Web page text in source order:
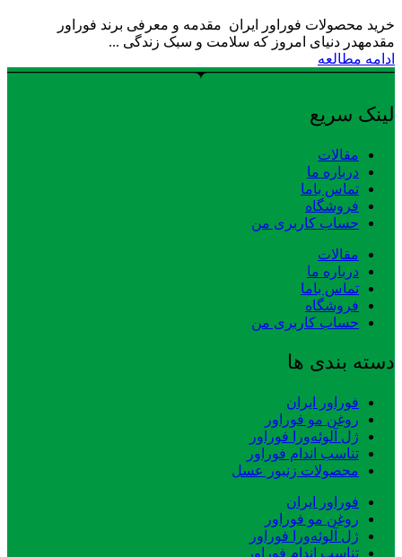
خرید محصولات فوراور ایران مقدمه و معرفی برند فوراور
مقدمهدر دنیای امروز که سلامت و سبک زندگی ...
ادامه مطالعه
لینک سریع
مقالات
درباره ما
تماس باما
فروشگاه
حساب کاربری من
مقالات
درباره ما
تماس باما
فروشگاه
حساب کاربری من
دسته بندی ها
فوراور ایران
روغن مو فوراور
ژل آلوئه‌ورا فوراور
تناسب اندام فوراور
محصولات زنبور عسل
فوراور ایران
روغن مو فوراور
ژل آلوئه‌ورا فوراور
تناسب اندام فوراور